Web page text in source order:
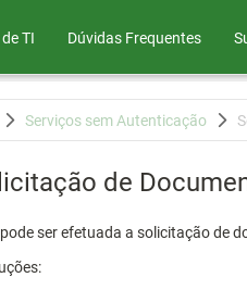
TI Dúvidas Frequentes
Serviços sem Autenticação
de
ser efetuada a solicitação de